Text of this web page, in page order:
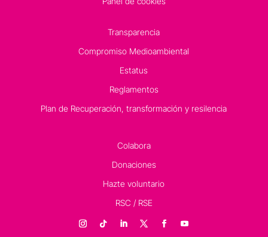
Transparencia
Compromiso Medioambiental
Estatus
Reglamentos
Plan de Recuperación, transformación y resilencia
Colabora
Donaciones
Hazte voluntario
RSC / RSE